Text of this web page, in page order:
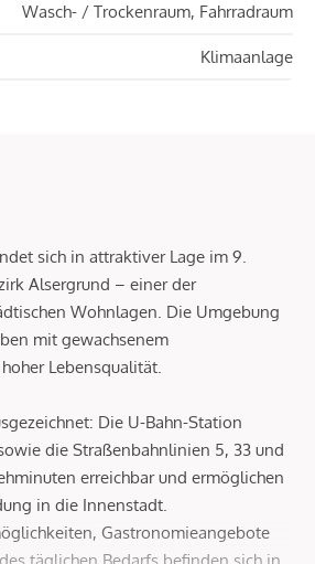
Wasch- / Trockenraum, Fahrradraum
Klimaanlage
sich in attraktiver Lage im 9.
Alsergrund – einer der
Wohnlagen. Die Umgebung
mit gewachsenem
Lebensqualität.
Die U-Bahn-Station
die Straßenbahnlinien 5, 33 und
erreichbar und ermöglichen
in die Innenstadt.
Gastronomieangebote